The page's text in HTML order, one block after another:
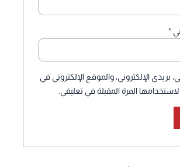
*
بريدي الإلكتروني، والموقع الإلكتروني في
المرة المقبلة في تعليقي.